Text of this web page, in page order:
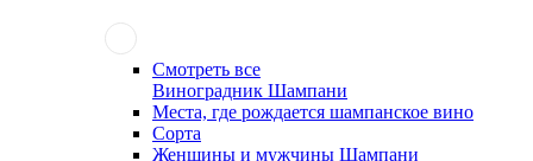
Смотреть все
Виноградник Шампани
Места, где рождается шампанское вино
Сорта
Женщины и мужчины Шампани